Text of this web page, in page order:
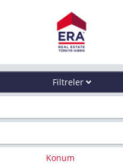
Filtreler
Konum